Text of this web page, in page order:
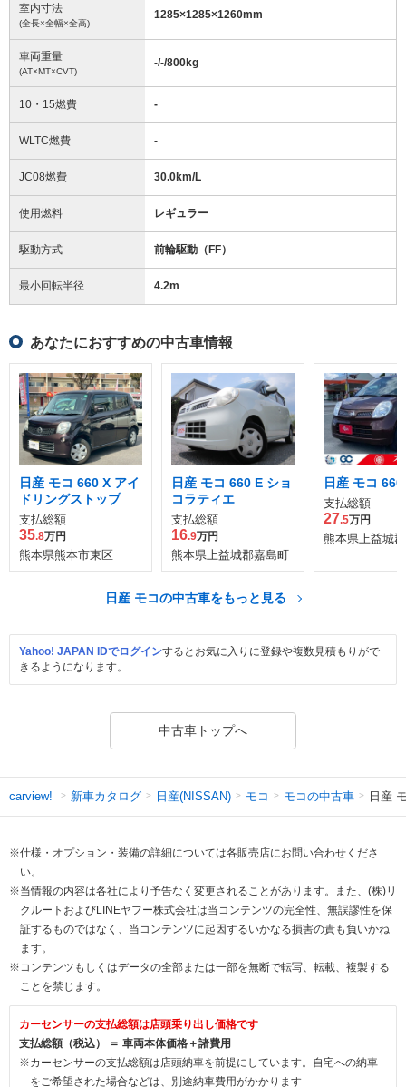
室内寸法
(全長×全幅×全高)
1285×1285×1260mm
車両重量
(AT×MT×CVT)
-/-/800kg
10・15燃費 -
WLTC燃費 -
JC08燃費 30.0km/L
使用燃料 レギュラー
駆動方式 前輪駆動（FF）
最小回転半径 4.2m
あなたにおすすめの中古車情報
日産 モコ 660 X アイ
ドリングストップ
支払総額
35.8万円
熊本県熊本市東区
日産 モコ 660 E ショ
コラティエ
支払総額
16.9万円
熊本県上益城郡嘉島町
日産 モコ 660
支払総額
27.5万円
熊本県上益城
日産 モコの中古車をもっと見る
Yahoo! JAPAN IDでログインするとお気に入りに登録や複数見積もりがで
きるようになります。
中古車トップへ
carview! 新車カタログ 日産(NISSAN) モコ モコの中古車 日産
※仕様・オプション・装備の詳細については各販売店にお問い合わせくださ
い。
※当情報の内容は各社により予告なく変更されることがあります。また、(株)リ
クルートおよびLINEヤフー株式会社は当コンテンツの完全性、無誤謬性を保
証するものではなく、当コンテンツに起因するいかなる損害の責も負いかね
ます。
※コンテンツもしくはデータの全部または一部を無断で転写、転載、複製する
ことを禁じます。
カーセンサーの支払総額は店頭乗り出し価格です
支払総額（税込） ＝ 車両本体価格＋諸費用
※カーセンサーの支払総額は店頭納車を前提にしています。自宅への納車
をご希望された場合などは、別途納車費用がかかります